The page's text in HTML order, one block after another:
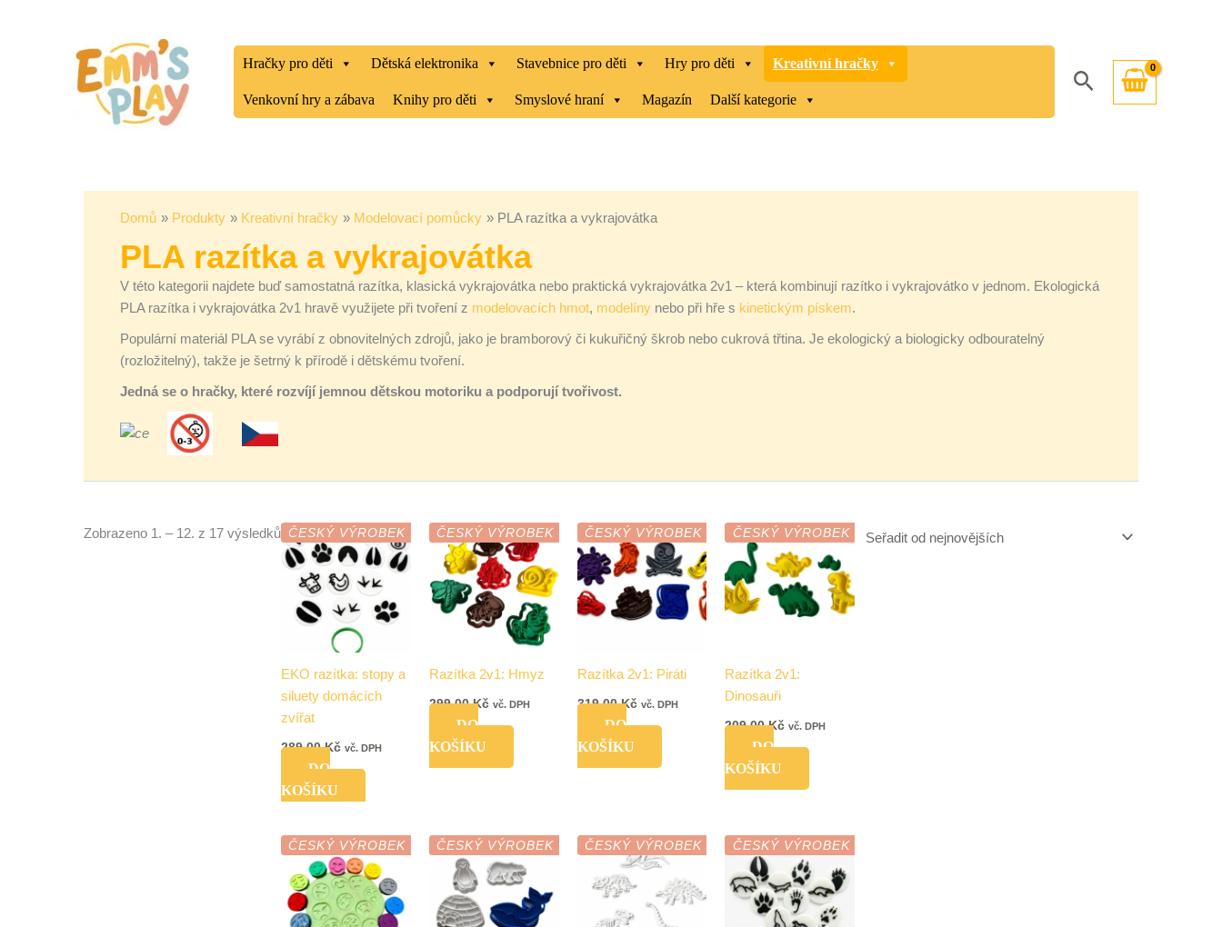
Hračky pro děti Dětská elektronika Stavebnice pro děti Hry pro děti Kreativní hračky
Venkovní hry a zábava Knihy pro děti Smyslové hraní Magazín Další kategorie
Hledat
Domů Produkty Kreativní hračky Modelovací pomůcky PLA razítka a vykrajovátka
PLA razítka a vykrajovátka
V této kategorii najdete buď samostatná razítka, klasická vykrajovátka nebo praktická vykrajovátka 2v1 – která kombinují razítko i vykrajovátko v jednom. Ekologická
PLA razítka i vykrajovátka 2v1 hravě využijete při tvoření z modelovacích hmot, modelíny nebo při hře s kinetickým pískem.
Populární materiál PLA se vyrábí z obnovitelných zdrojů, jako je bramborový či kukuřičný škrob nebo cukrová třtina. Je ekologický a biologicky odbouratelný
(rozložitelný), takže je šetrný k přírodě i dětskému tvoření.
Jedná se o hračky, které rozvíjí jemnou dětskou motoriku a podporují tvořivost.
Zobrazeno 1. – 12. z 17 výsledků ČESKÝ VÝROBEK
EKO razítka: stopy a
siluety domácích
zvířat
289,00Kč vč. DPH
DO
KOŠÍKU
ČESKÝ VÝROBEK
Razítka 2v1: Hmyz
299,00Kč vč. DPH
DO
KOŠÍKU
ČESKÝ VÝROBEK
Razítka 2v1: Piráti
319,00Kč vč. DPH
DO
KOŠÍKU
ČESKÝ VÝROBEK
Razítka 2v1:
Dinosauři
209,00Kč vč. DPH
DO
KOŠÍKU
ČESKÝ VÝROBEK ČESKÝ VÝROBEK ČESKÝ VÝROBEK ČESKÝ VÝROBEK